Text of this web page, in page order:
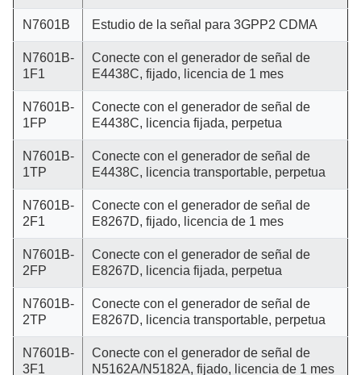
N7601B Estudio de la señal para 3GPP2 CDMA
N7601B-
1F1
Conecte con el generador de señal de
E4438C, fijado, licencia de 1 mes
N7601B-
1FP
Conecte con el generador de señal de
E4438C, licencia fijada, perpetua
N7601B-
1TP
Conecte con el generador de señal de
E4438C, licencia transportable, perpetua
N7601B-
2F1
Conecte con el generador de señal de
E8267D, fijado, licencia de 1 mes
N7601B-
2FP
Conecte con el generador de señal de
E8267D, licencia fijada, perpetua
N7601B-
2TP
Conecte con el generador de señal de
E8267D, licencia transportable, perpetua
N7601B-
3F1
Conecte con el generador de señal de
N5162A/N5182A, fijado, licencia de 1 mes